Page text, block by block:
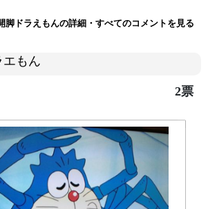
脚ドラえもんの詳細・すべてのコメントを見る
エもん
2票